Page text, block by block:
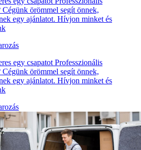
Cégünk örömmel segít önnek,
egy ajánlatot. Hívjon minket és
egy csapatot Professzionális
Cégünk örömmel segít önnek,
egy ajánlatot. Hívjon minket és